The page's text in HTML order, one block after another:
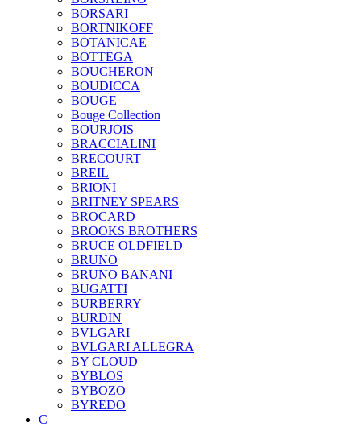
BORSARI
BORTNIKOFF
BOTANICAE
BOTTEGA
BOUCHERON
BOUDICCA
BOUGE
Bouge Collection
BOURJOIS
BRACCIALINI
BRECOURT
BREIL
BRIONI
BRITNEY SPEARS
BROCARD
BROOKS BROTHERS
BRUCE OLDFIELD
BRUNO
BRUNO BANANI
BUGATTI
BURBERRY
BURDIN
BVLGARI
BVLGARI ALLEGRA
BY CLOUD
BYBLOS
BYBOZO
BYREDO
C